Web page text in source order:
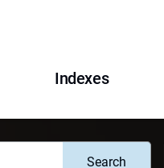
Indexes
Search